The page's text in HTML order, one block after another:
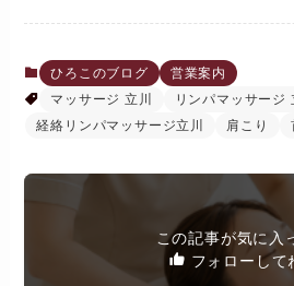
ひろこのブログ
営業案内
マッサージ 立川
リンパマッサージ
経絡リンパマッサージ立川
肩こり
この記事が気に入
フォローして